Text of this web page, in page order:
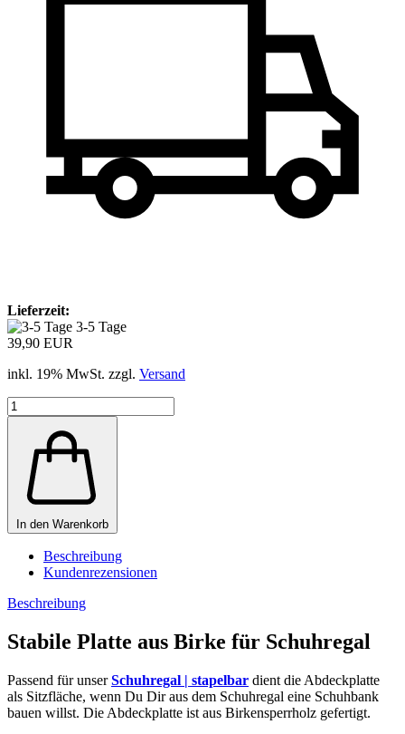
Lieferzeit:
3-5 Tage
39,90 EUR
inkl. 19% MwSt. zzgl. Versand
In den Warenkorb
Beschreibung
Kundenrezensionen
Beschreibung
Stabile Platte aus Birke für Schuhregal
Passend für unserSchuhregal | stapelbar dient die Abdeckplatte
als Sitzfläche, wenn Du Dir aus dem Schuhregal eine Schuhbank
bauen willst. Die Abdeckplatte ist aus Birkensperrholz gefertigt.